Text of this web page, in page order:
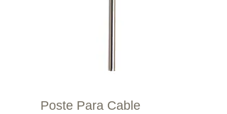
Poste Para Cable